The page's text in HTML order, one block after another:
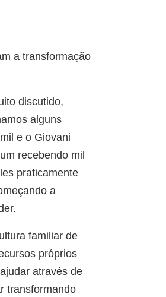
a transformação
discutido,
alguns
e o Giovani
recebendo mil
praticamente
a
familiar de
próprios
através de
transformando